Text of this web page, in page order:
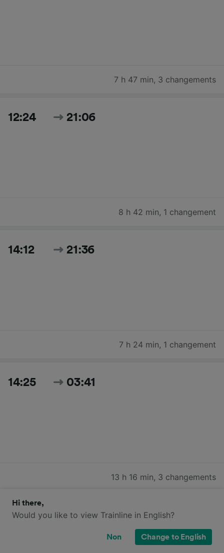
7 h 47 min, 3 changements
12:24 21:06
8 h 42 min, 1 changement
14:12 21:36
7 h 24 min, 1 changement
14:25 03:41
13 h 16 min, 3 changements
Rechercher tous les horaires et prix du jour
Hi there,
Would you like to view Trainline in English?
Non Change to English